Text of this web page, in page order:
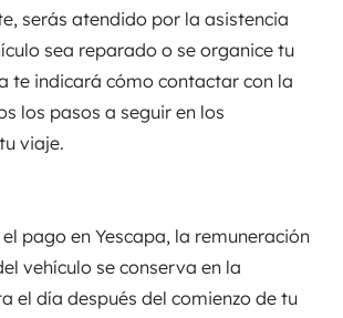
serás atendido por la asistencia
sea reparado o se organice tu
te indicará cómo contactar con la
los pasos a seguir en los
viaje.
pago en Yescapa, la remuneración
vehículo se conserva en la
el día después del comienzo de tu